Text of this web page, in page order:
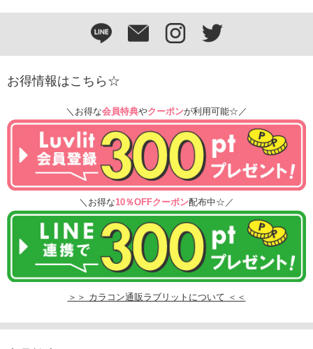
お得情報はこちら☆
＼お得な会員特典やクーポンが利用可能☆／
＼お得な10％OFFクーポン配布中☆／
＞＞ カラコン通販ラブリットについて ＜＜